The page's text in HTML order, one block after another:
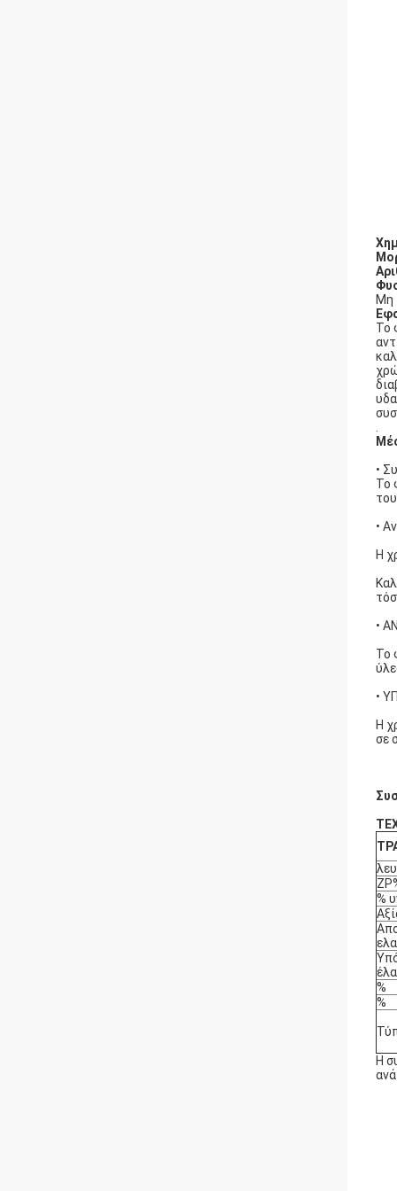
Μη
Το
•
Το
•
Η
•
Το
•
Η
σε
%
%
%
Η